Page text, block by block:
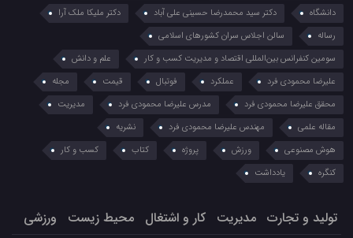
دانشگاه
دکتر سید محمدرضا حسینی علی آباد
دکتر ملیکا ملک آرا
رساله
سالن اجلاس سران کشورهای اسلامی
سومین کنفرانس بین‌المللی اقتصاد و مدیریت کسب و کار
علم و دانش
علیرضا محمودی فرد
عملکرد فوتبال قیمت
مجله
محقق علیرضا محمودی فرد
مدرس علیرضا محمودی فرد
مدیریت
مقاله علمی
مهندس علیرضا محمودی فرد
نشریه
هوش مصنوعی
ورزش پروژه کتاب
کسب و کار
کنگره
یادداشت
تولید و تجارت مدیریت کار و اشتغال محیط زیست ورزشی